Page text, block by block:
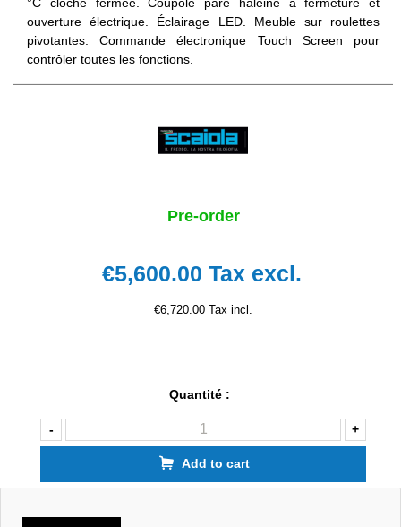
ouverture électrique. Éclairage LED. Meuble sur roulettes
pivotantes. Commande électronique Touch Screen pour
contrôler toutes les fonctions.
Pre-order
€5,600.00 Tax excl.
€6,720.00 Tax incl.
Quantité :
- +
Add to cart